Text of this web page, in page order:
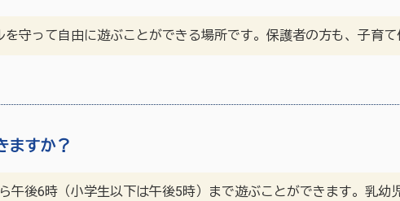
守って自由に遊ぶことができる場所です。保護者の方も、子育て
ますか？
午後6時（小学生以下は午後5時）まで遊ぶことができます。乳幼